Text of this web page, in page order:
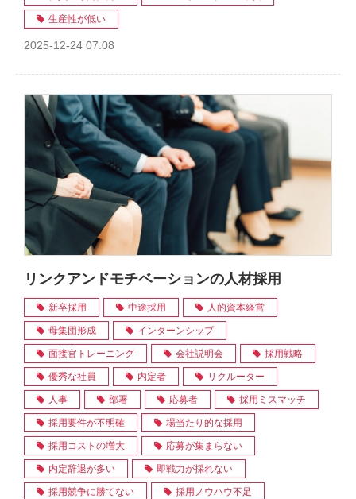
生産性が低い
2025-12-24 07:08
リンクアンドモチベーションの人材採用
新卒採用 中途採用 人的資本経営
母集団形成 インターンシップ
面接官トレーニング 会社説明会 採用戦略
優秀な社員 内定者 リクルーター
人事 部署 応募者 採用ミスマッチ
採用要件が不明確 場当たり的な採用
採用コストの増大 応募が集まらない
内定辞退が多い 即戦力が採れない
採用競争に勝てない 採用ノウハウ不足